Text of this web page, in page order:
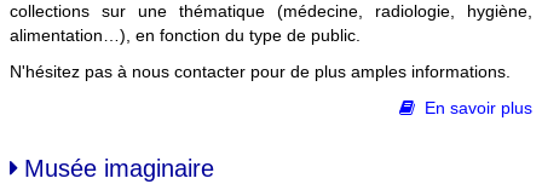
collections sur une thématique (médecine, radiologie, hygiène,
alimentation…), en fonction du type de public.
N'hésitez pas à nous contacter pour de plus amples informations.
En savoir plus
Musée imaginaire